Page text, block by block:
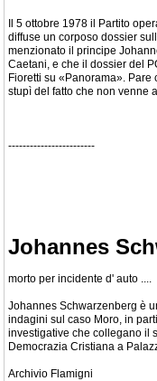
Il 5 ottobre 1978 il Partito
diffuse un corposo dossier
menzionato il principe
Caetani, e che il dossier del
Fioretti su «Panorama».
stupì del fatto che non venne
------------------------
Johannes
morto per incidente d' auto ....
Johannes Schwarzenberg è
indagini sul caso Moro, in
investigative che collegano il
Democrazia Cristiana a
Archivio Flamigni